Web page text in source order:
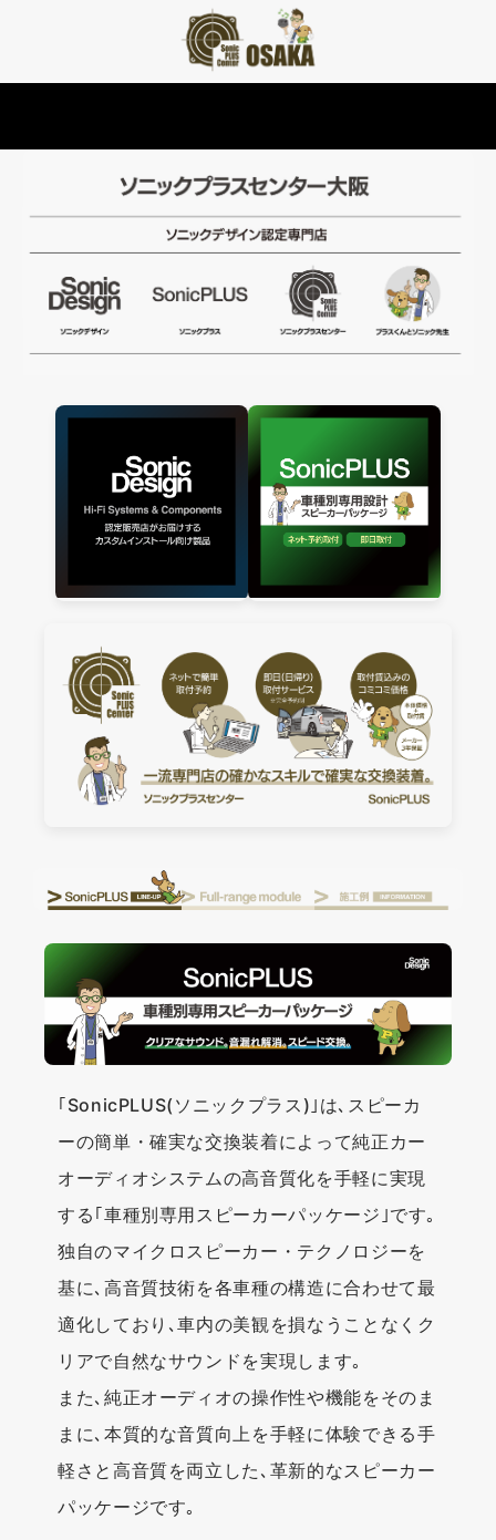
｢SonicPLUS(ソニックプラス)｣は､スピーカ
ーの簡単・確実な交換装着によって純正カー
オーディオシステムの高音質化を手軽に実現
する｢車種別専用スピーカーパッケージ｣です｡
独自のマイクロスピーカー・テクノロジーを
基に､高音質技術を各車種の構造に合わせて最
適化しており､車内の美観を損なうことなくク
リアで自然なサウンドを実現します｡
また､純正オーディオの操作性や機能をそのま
まに､本質的な音質向上を手軽に体験できる手
軽さと高音質を両立した､革新的なスピーカー
パッケージです｡